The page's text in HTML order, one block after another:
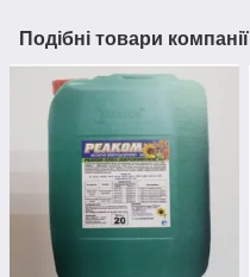
Подібні товари компанії